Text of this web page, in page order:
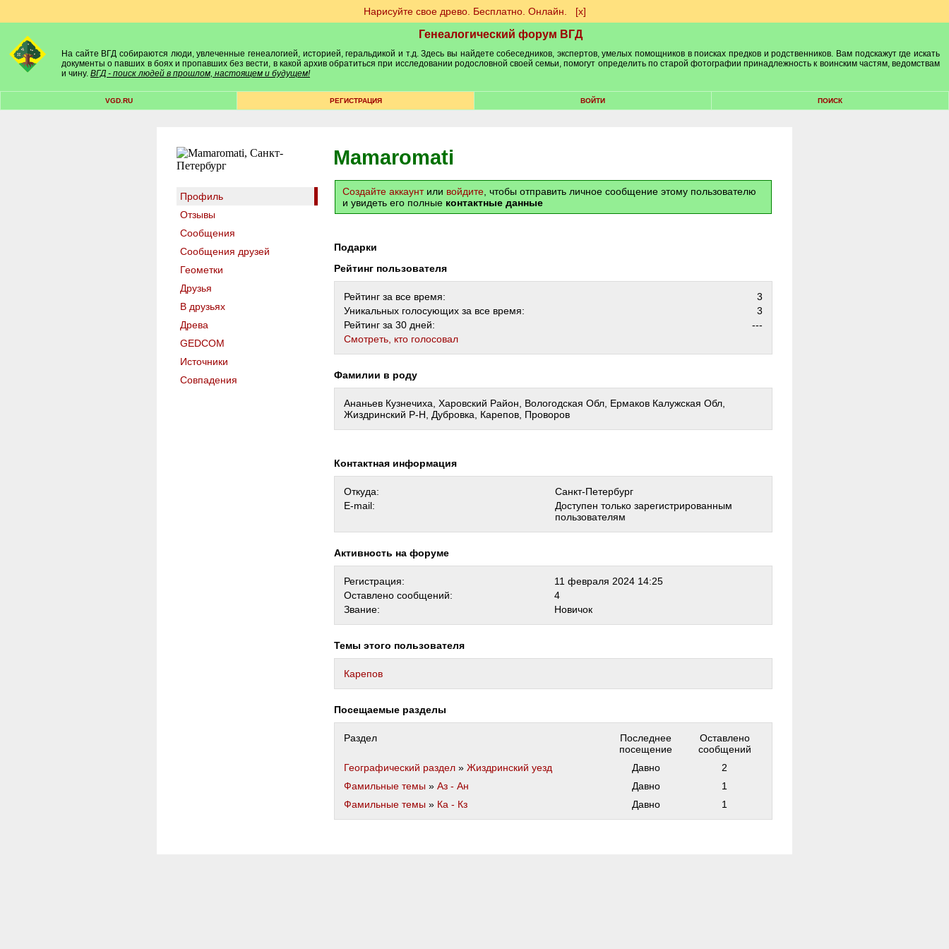
Нарисуйте свое древо. Бесплатно. Онлайн. [х]
Генеалогический форум ВГД
На сайте ВГД собираются люди, увлеченные генеалогией, историей, геральдикой и т.д. Здесь вы найдете собеседников, экспертов, умелых помощников в поисках предков и родственников. Вам подскажут где искать
документы о павших в боях и пропавших без вести, в какой архив обратиться при исследовании родословной своей семьи, помогут определить по старой фотографии принадлежность к воинским частям, ведомствам
и чину. ВГД - поиск людей в прошлом, настоящем и будущем!
VGD.RU РЕГИСТРАЦИЯ ВОЙТИ ПОИСК
Профиль
Отзывы
Сообщения
Сообщения друзей
Геометки
Друзья
В друзьях
Древа
GEDCOM
Источники
Совпадения
Mamaromati
Создайте аккаунтили войдите , чтобы отправить личное сообщение этому пользователю
и увидеть его полные контактные данные
Подарки
Рейтинг пользователя
Рейтинг за все время:
3
Уникальных голосующих за все время:
3
Рейтинг за 30 дней:
---
Cмотреть, кто голосовал
Фамилии в роду
Ананьев Кузнечиха, Харовский Район, Вологодская Обл, Ермаков Калужская Обл,
Жиздринский Р-Н, Дубровка, Карепов, Проворов
Контактная информация
Откуда:
Санкт-Петербург
E-mail:
Доступен только зарегистрированным
пользователям
Активность на форуме
Регистрация:
11 февраля 2024 14:25
Оставлено сообщений:
4
Звание:
Новичок
Темы этого пользователя
Карепов
Посещаемые разделы
Раздел
Последнее
посещение
Оставлено
сообщений
Географический раздел » Жиздринский уезд Давно
2
Фамильные темы » Аз - Ан Давно
1
Фамильные темы » Ка - Кз Давно 1